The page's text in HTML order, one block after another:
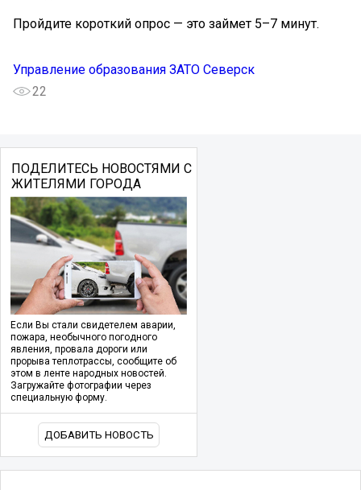
Пройдите короткий опрос — это займет 5–7 минут.
Управление образования ЗАТО Северск
22
ПОДЕЛИТЕСЬ НОВОСТЯМИ С
ЖИТЕЛЯМИ ГОРОДА
Если Вы стали свидетелем аварии,
пожара, необычного погодного
явления, провала дороги или
прорыва теплотрассы, сообщите об
этом в ленте народных новостей.
Загружайте фотографии через
специальную форму.
ДОБАВИТЬ НОВОСТЬ